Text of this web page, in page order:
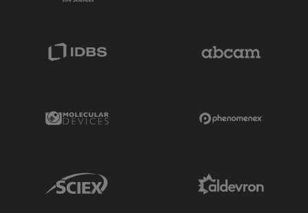
Molecular Devices Link
Sciex Link